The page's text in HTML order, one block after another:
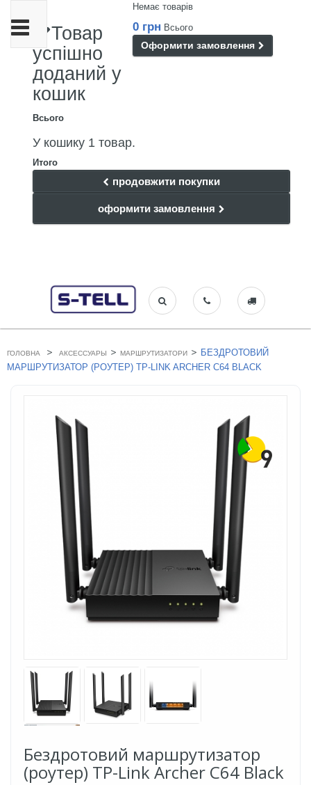
Немає товарів
0 грн Всього
Оформити замовлення
Товар
успішно
доданий у
кошик
Всього
У кошику 1 товар.
Итого
продовжити покупки
оформити замовлення
Toggle
navigation
ГОЛОВНА > АКСЕССУАРЫ > МАРШРУТИЗАТОРИ > БЕЗДРОТОВИЙ
МАРШРУТИЗАТОР (РОУТЕР) TP-LINK ARCHER C64 BLACK
Бездротовий маршрутизатор
(роутер) TP-Link Archer C64 Black